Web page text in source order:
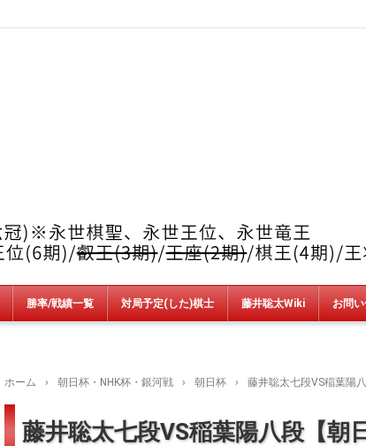
勝率/戦績一覧 対局予定(した)棋士 藤井聡太Wiki お問
ホーム › 朝日杯・NHK杯・銀河戦 › 朝日杯 › 藤井聡太七段VS稲葉陽
藤井聡太七段VS稲葉陽八段【